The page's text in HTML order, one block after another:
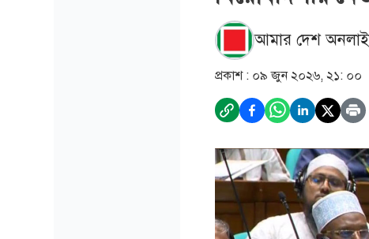
আমার দেশ
প্রকাশ : ০৯ জুন ২০২৬, ২১: ০০